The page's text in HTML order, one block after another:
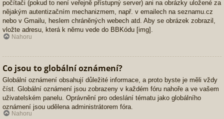
počítači (pokud to není veřejně přístupný server) ani na obrázky uložené za
nějakým autentizačním mechanizmem, např. v emailech na seznamu.cz
nebo v Gmailu, heslem chráněných webech atd. Aby se obrázek zobrazil,
vložte adresu, která k němu vede do BBKódu [img].
Nahoru
Co jsou to globální oznámení?
Globální oznámení obsahují důležité informace, a proto byste je měli vždy
číst. Globální oznámení jsou zobrazeny v každém fóru nahoře a ve vašem
uživatelském panelu. Oprávnění pro odeslání tématu jako globálního
oznámení jsou udělena administrátorem fóra.
Nahoru